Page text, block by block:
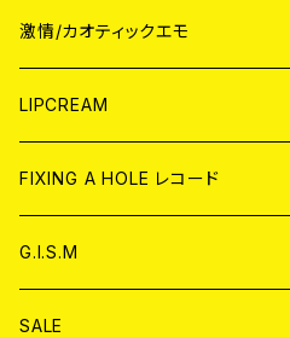
JAPAN
CD
ANALOG
WORLD
CD
ANALOG
激情/カオティックエモ
JAPAN
CD
ANALOG
WORLD
CD
ANALOG
LIPCREAM
CD
アナログ
DVD
FIXING A HOLE レコード
G.I.S.M
CD
SALE